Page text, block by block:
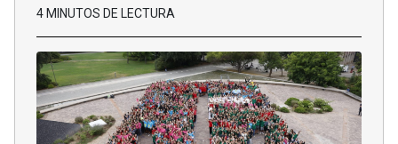
4 MINUTOS DE LECTURA